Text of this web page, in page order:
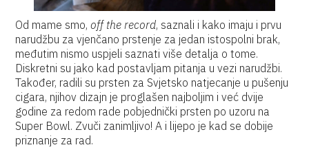
Od mame smo, off the record, saznali i kako imaju i prvu
narudžbu za vjenčano prstenje za jedan istospolni brak,
međutim nismo uspjeli saznati više detalja o tome.
Diskretni su jako kad postavljam pitanja u vezi narudžbi.
Također, radili su prsten za Svjetsko natjecanje u pušenju
cigara, njihov dizajn je proglašen najboljim i već dvije
godine za redom rade pobjednički prsten po uzoru na
Super Bowl. Zvuči zanimljivo! A i lijepo je kad se dobije
priznanje za rad.